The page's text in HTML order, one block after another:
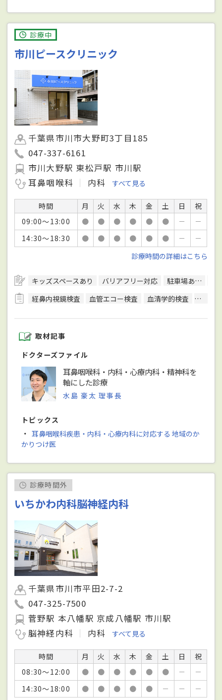
診療中
市川ピースクリニック
千葉県市川市大野町3丁目185
047-337-6161
市川大野駅 東松戸駅 市川駅
耳鼻咽喉科
内科 すべて見る
時間 月 火 水 木 金 土 日
祝
09:00～13:00
● ● ● ● ● ● －
－
14:30～18:30
● ● ● ● ● ● －
－
診療時間の詳細はこちら
キッズスペースあり バリアフリー対応 駐車場あり
経鼻内視鏡検査
血管エコー検査 血清学的検査 鼓膜聴
取材記事
ドクターズファイル
耳鼻咽喉科・内科・心療内科・精神科を
軸にした診療
水島 豪太 理事長
トピックス
・ 耳鼻咽喉科疾患・内科・心療内科に対応する 地域のか
かりつけ医
診療時間外
いちかわ内科脳神経内科
千葉県市川市平田2-7-2
047-325-7500
菅野駅 本八幡駅 京成八幡駅 市川駅
脳神経内科
内科 すべて見る
時間 月 火 水 木 金 土 日
祝
08:30～12:00
● ● ● ● ● ● －
－
14:30～18:00
● ● ● ● ● － － －